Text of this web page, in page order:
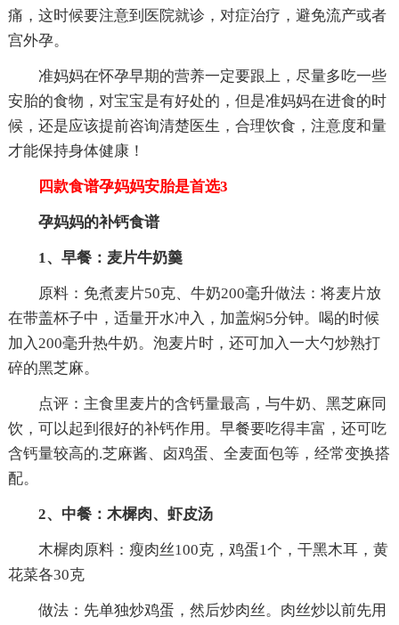
痛，这时候要注意到医院就诊，对症治疗，避免流产或者
宫外孕。
准妈妈在怀孕早期的营养一定要跟上，尽量多吃一些
安胎的食物，对宝宝是有好处的，但是准妈妈在进食的时
候，还是应该提前咨询清楚医生，合理饮食，注意度和量
才能保持身体健康！
四款食谱孕妈妈安胎是首选3
孕妈妈的补钙食谱
1、早餐：麦片牛奶羹
原料：免煮麦片50克、牛奶200毫升做法：将麦片放
在带盖杯子中，适量开水冲入，加盖焖5分钟。喝的时候
加入200毫升热牛奶。泡麦片时，还可加入一大勺炒熟打
碎的黑芝麻。
点评：主食里麦片的含钙量最高，与牛奶、黑芝麻同
饮，可以起到很好的补钙作用。早餐要吃得丰富，还可吃
含钙量较高的.芝麻酱、卤鸡蛋、全麦面包等，经常变换搭
配。
2、中餐：木樨肉、虾皮汤
木樨肉原料：瘦肉丝100克，鸡蛋1个，干黑木耳，黄
花菜各30克
做法：先单独炒鸡蛋，然后炒肉丝。肉丝炒以前先用